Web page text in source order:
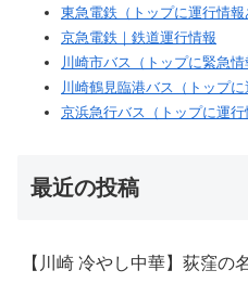
東急電鉄（トップに運行情報
京急電鉄｜鉄道運行情報
川崎市バス（トップに緊急情
川崎鶴見臨港バス（トップに
京浜急行バス（トップに運行
最近の投稿
【川崎 冷やし中華】荻窪の